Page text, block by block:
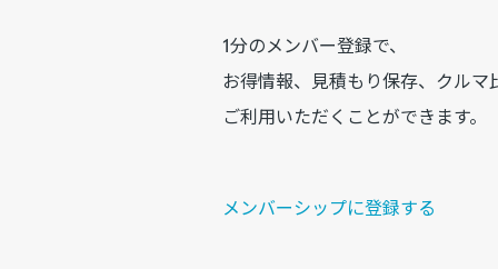
1分のメンバー登録で、
お得情報、見積もり保存、クルマ
ご利用いただくことができます。
メンバーシップに登録する